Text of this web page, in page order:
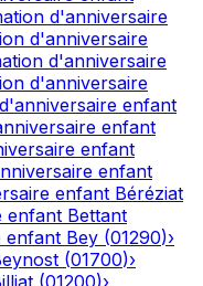
d'anniversaire
d'anniversaire
d'anniversaire
d'anniversaire
enfant
enfant
enfant
enfant
enfant Béréziat
enfant Bettant
enfant Bey (01290)›
(01700)›